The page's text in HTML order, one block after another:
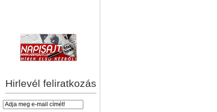
Hirlevél feliratkozás